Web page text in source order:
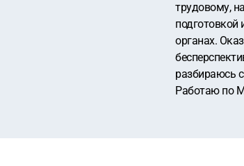
трудовому,
подготовкой
органах.
разбираюсь
Работаю по